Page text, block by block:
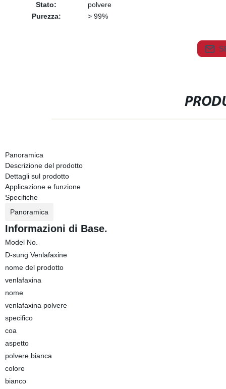
Stato:
polvere
Purezza:
> 99%
Panoramica
Descrizione del prodotto
Dettagli sul prodotto
Applicazione e funzione
Specifiche
Panoramica
Informazioni di Base.
Model No.
D-sung Venlafaxine
nome del prodotto
venlafaxina
nome
venlafaxina polvere
specifico
coa
aspetto
polvere bianca
colore
bianco